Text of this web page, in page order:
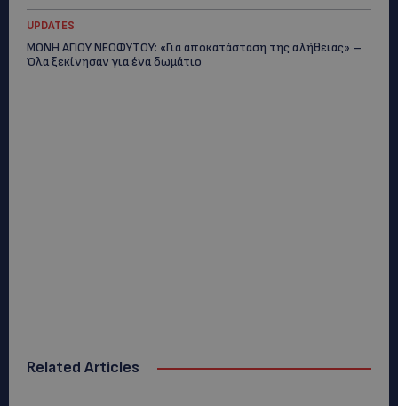
UPDATES
ΜΟΝΗ ΑΓΙΟΥ ΝΕΟΦΥΤΟΥ: «Για αποκατάσταση της αλήθειας» –
Όλα ξεκίνησαν για ένα δωμάτιο
Related Articles